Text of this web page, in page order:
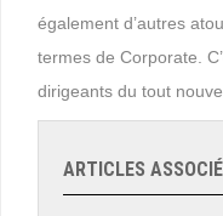
également d’autres
termes de Corporate.
dirigeants du tout
ARTICLES